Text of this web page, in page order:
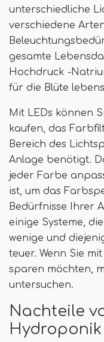
unterschiedliche
verschiedene
gesamte
Hochdruck -
für die Blüte
Mit LEDs können
kaufen, das
Bereich des
Anlage benötigt.
jeder Farbe
ist, um das
Bedürfnisse Ihrer
einige Systeme,
wenige und
teuer. Wenn Sie
sparen möchten,
untersuchen.
Nachteile
Hydroponik